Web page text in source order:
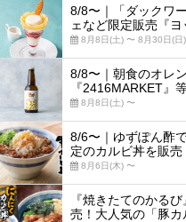
8/8〜｜「ダックワ
ェなど限定販売『ヨ
8月8日(土) 〜 8月30日(日)
8/8〜｜朝食のオレ
『2416MARKET』
8月8日(土) 〜
8/6〜｜ゆずぽん酢
定のカルビ丼を販売
8月6日(木) 〜
『焼きたてのかる
売！大人気の「豚